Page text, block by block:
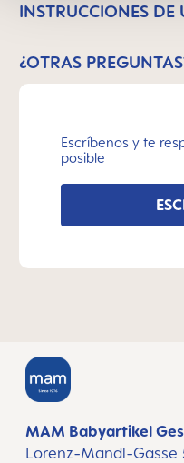
INSTRUCCIONES DE
¿OTRAS
Escríbenos y te
posible
MAM Babyartikel
Lorenz-Mandl-Gasse